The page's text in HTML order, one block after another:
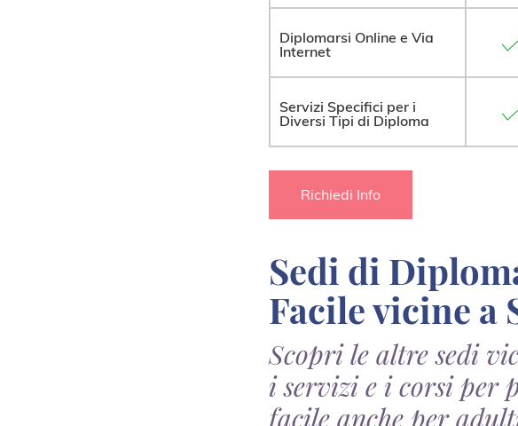
Diplomarsi Online e Via
Internet
Servizi Specifici per i
Diversi Tipi di Diploma
Richiedi Info
Sedi di DiplomaFacile.it per il Diploma
Facile vicine a
Scopri le altre sedi
i servizi e i corsi per
facile anche per